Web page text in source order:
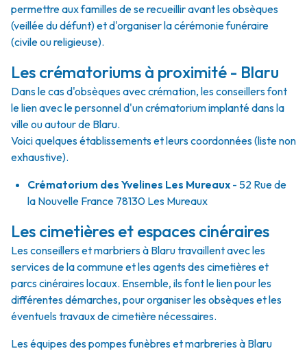
permettre aux familles de se recueillir avant les obsèques
(veillée du défunt) et d'organiser la cérémonie funéraire
(civile ou religieuse).
Les crématoriums à proximité - Blaru
Dans le cas d'obsèques avec crémation, les conseillers font
le lien avec le personnel d'un crématorium implanté dans la
ville ou autour de Blaru.
Voici quelques établissements et leurs coordonnées (liste non
exhaustive).
Crématorium des Yvelines Les Mureaux - 52 Rue de
la Nouvelle France 78130 Les Mureaux
Les cimetières et espaces cinéraires
Les conseillers et marbriers à Blaru travaillent avec les
services de la commune et les agents des cimetières et
parcs cinéraires locaux. Ensemble, ils font le lien pour les
différentes démarches, pour organiser les obsèques et les
éventuels travaux de cimetière nécessaires.
Les équipes des pompes funèbres et marbreries à Blaru